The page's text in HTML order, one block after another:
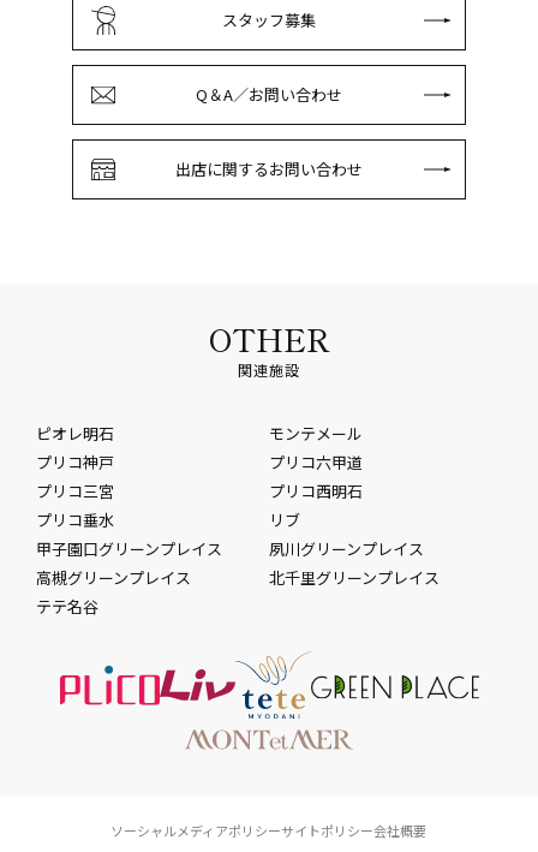
スタッフ募集
Q＆A／お問い合わせ
出店に関するお問い合わせ
OTHER
関連施設
ピオレ明石
モンテメール
プリコ神戸
プリコ六甲道
プリコ三宮
プリコ西明石
プリコ垂水
リブ
甲子園口グリーンプレイス
夙川グリーンプレイス
高槻グリーンプレイス
北千里グリーンプレイス
テテ名谷
ソーシャルメディアポリシーサイトポリシー会社概要